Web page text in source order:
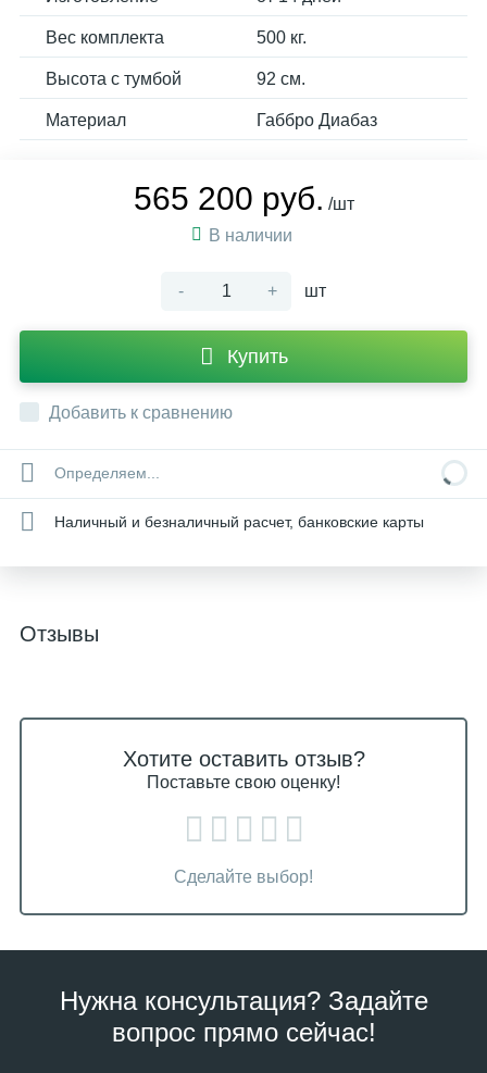
Вес комплекта 500 кг.
Высота с тумбой 92 см.
Материал Габбро Диабаз
565 200 руб. /шт
В наличии
- + шт
Купить
Добавить к сравнению
Определяем...
Наличный и безналичный расчет, банковские карты
Отзывы
Хотите оставить отзыв?
Поставьте свою оценку!
Сделайте выбор!
Нужна консультация? Задайте
вопрос прямо сейчас!